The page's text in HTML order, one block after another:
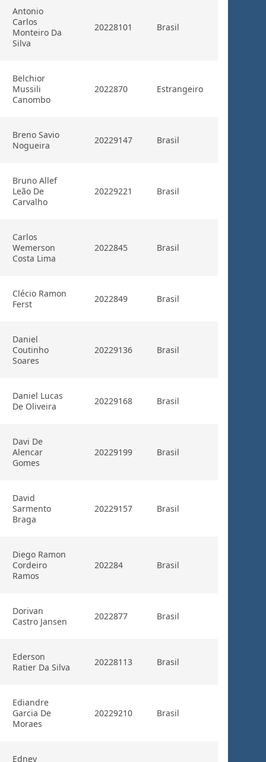
Antonio
Carlos
Monteiro Da
Silva
20228101 Brasil
Belchior
Mussili
Canombo
2022870 Estrangeiro
Breno Savio
Nogueira
20229147 Brasil
Bruno Allef
Leão De
Carvalho
20229221 Brasil
Carlos
Wemerson
Costa Lima
2022845 Brasil
Clécio Ramon
Ferst
2022849 Brasil
Daniel
Coutinho
Soares
20229136 Brasil
Daniel Lucas
De Oliveira
20229168 Brasil
Davi De
Alencar
Gomes
20229199 Brasil
David
Sarmento
Braga
20229157 Brasil
Diego Ramon
Cordeiro
Ramos
202284 Brasil
Dorivan
Castro Jansen
2022877 Brasil
Ederson
Ratier Da Silva
20228113 Brasil
Ediandre
Garcia De
Moraes
20229210 Brasil
Edney